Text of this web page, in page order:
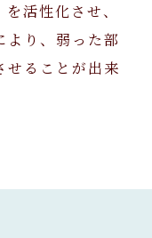
活性化させ、
より、弱った部
せることが出来